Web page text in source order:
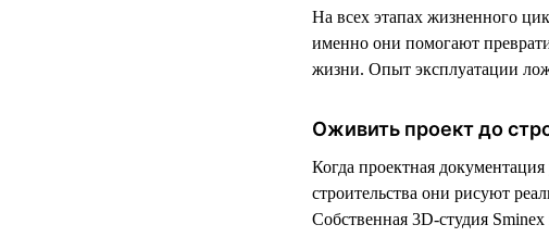
На всех этапах жизненного
именно они помогают
жизни. Опыт эксплуатации
Оживить проект до
Когда проектная
строительства они рисуют
Собственная 3D-студия